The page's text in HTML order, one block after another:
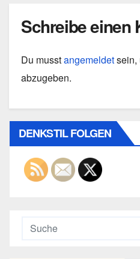
Schreibe einen
Du musstangemeldetsein,
abzugeben.
DENKSTIL FOLGEN